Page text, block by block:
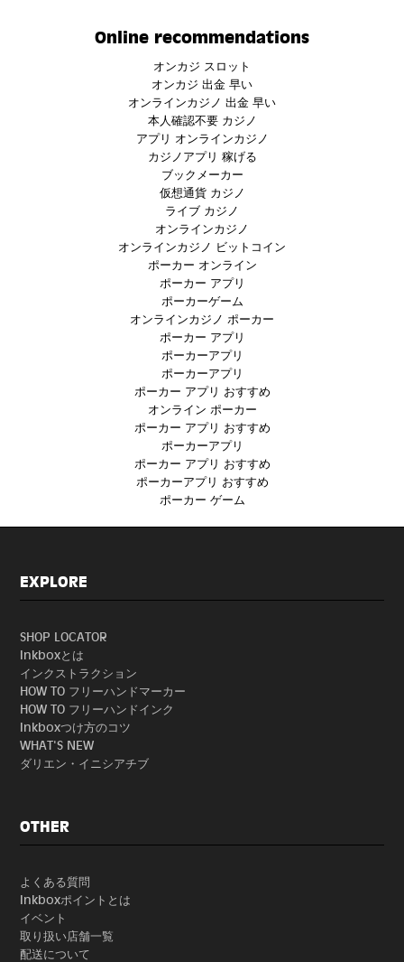
Online recommendations
オンカジ スロット
オンカジ 出金 早い
オンラインカジノ 出金 早い
本人確認不要 カジノ
アプリ オンラインカジノ
カジノアプリ 稼げる
ブックメーカー
仮想通貨 カジノ
ライブ カジノ
オンラインカジノ
オンラインカジノ ビットコイン
ポーカー オンライン
ポーカー アプリ
ポーカーゲーム
オンラインカジノ ポーカー
ポーカー アプリ
ポーカーアプリ
ポーカーアプリ
ポーカー アプリ おすすめ
オンライン ポーカー
ポーカー アプリ おすすめ
ポーカーアプリ
ポーカー アプリ おすすめ
ポーカーアプリ おすすめ
ポーカー ゲーム
EXPLORE
SHOP LOCATOR
Inkboxとは
インクストラクション
HOW TO フリーハンドマーカー
HOW TO フリーハンドインク
Inkboxつけ方のコツ
WHAT'S NEW
ダリエン・イニシアチブ
OTHER
よくある質問
Inkboxポイントとは
イベント
取り扱い店舗一覧
配送について